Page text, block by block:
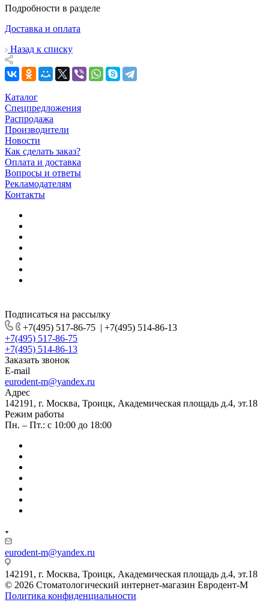
Подробности в разделе
Доставка и оплата
Назад к списку
Каталог
Спецпредложения
Распродажа
Производители
Новости
Как сделать заказ?
Оплата и доставка
Вопросы и ответы
Рекламодателям
Контакты
Подписаться на рассылку
+7(495) 517-86-75 | +7(495) 514-86-13
+7(495) 517-86-75
+7(495) 514-86-13
Заказать звонок
E-mail
eurodent-m@yandex.ru
Адрес
142191, г. Москва, Троицк, Академическая площадь д.4, эт.18
Режим работы
Пн. – Пт.: с 10:00 до 18:00
eurodent-m@yandex.ru
142191, г. Москва, Троицк, Академическая площадь д.4, эт.18
© 2026 Стоматологический интернет-магазин Евродент-М
Политика конфиденциальности